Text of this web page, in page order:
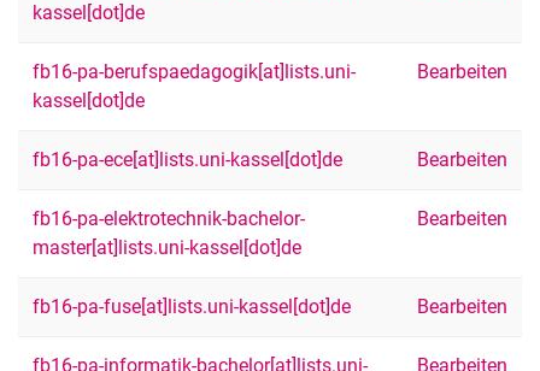
kassel[dot]de
fb16-pa-berufspaedagogik[at]lists.uni-
kassel[dot]de
Bearbeiten
fb16-pa-ece[at]lists.uni-kassel[dot]de Bearbeiten
fb16-pa-elektrotechnik-bachelor-
master[at]lists.uni-kassel[dot]de
Bearbeiten
fb16-pa-fuse[at]lists.uni-kassel[dot]de Bearbeiten
fb16-pa-informatik-bachelor[at]lists.uni- Bearbeiten